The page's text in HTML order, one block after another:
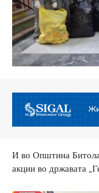
И во Општина Битола
акции во државата